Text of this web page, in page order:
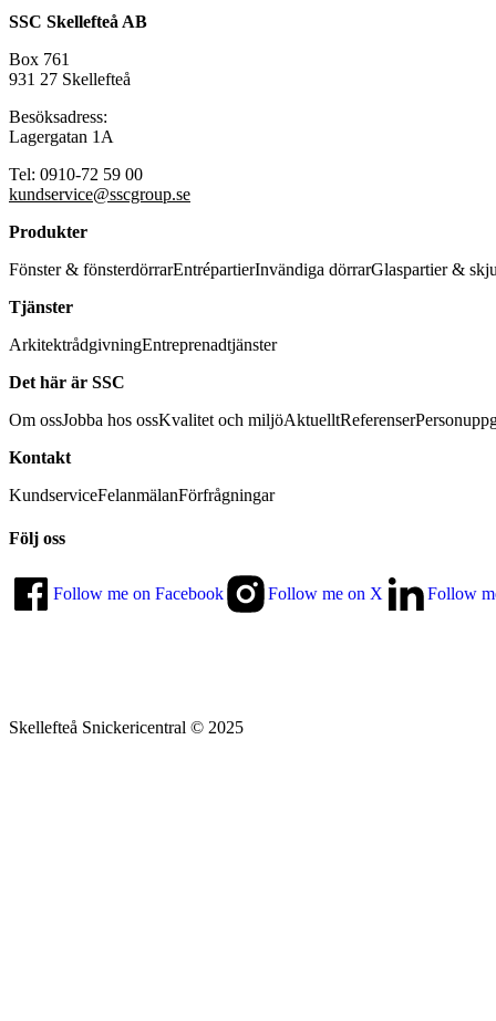
SSC Skellefteå AB
Box 761
931 27 Skellefteå
Besöksadress:
Lagergatan 1A
Tel: 0910-72 59 00
kundservice@sscgroup.se
Produkter
Fönster & fönsterdörrarEntrépartierInvändiga dörrarGlaspartier &
Tjänster
ArkitektrådgivningEntreprenadtjänster
Det här är SSC
Om ossJobba hos ossKvalitet och miljöAktuelltReferenser
Kontakt
KundserviceFelanmälanFörfrågningar
Följ oss
Follow me on Facebook Follow me on X Follow
Skellefteå Snickericentral © 2025